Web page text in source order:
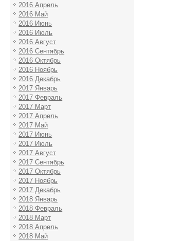
2016 Апрель
2016 Май
2016 Июнь
2016 Июль
2016 Август
2016 Сентябрь
2016 Октябрь
2016 Ноябрь
2016 Декабрь
2017 Январь
2017 Февраль
2017 Март
2017 Апрель
2017 Май
2017 Июнь
2017 Июль
2017 Август
2017 Сентябрь
2017 Октябрь
2017 Ноябрь
2017 Декабрь
2018 Январь
2018 Февраль
2018 Март
2018 Апрель
2018 Май